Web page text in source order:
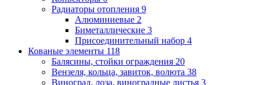
Радиаторы отопления 9
Алюминиевые 2
Биметаллические 3
Присоединительный набор 4
Кованые элементы 118
Балясины, стойки ограждения 20
Вензеля, кольца, завиток, волюта 38
Виноград, лоза, виноградные листья 3